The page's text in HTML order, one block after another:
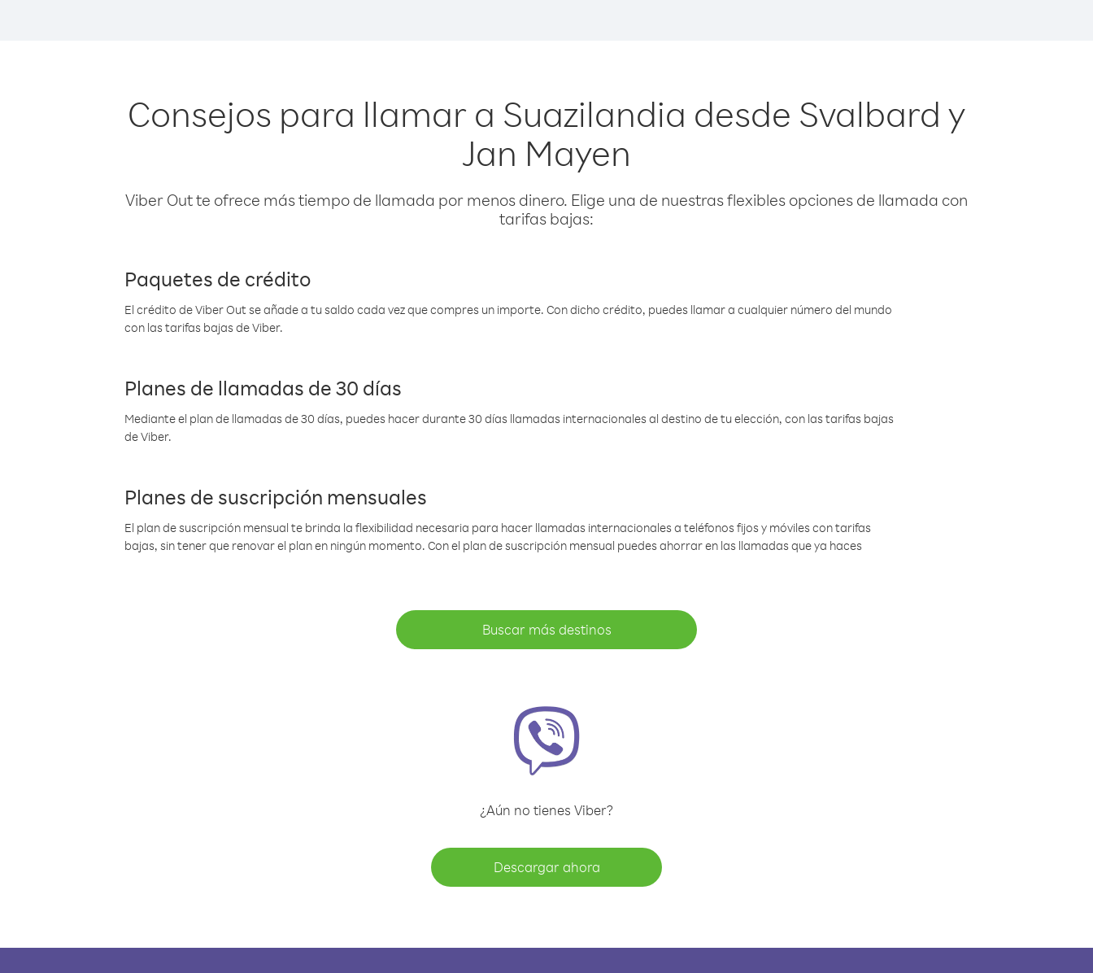
Consejos para llamar a Suazilandia desde Svalbard y
Jan Mayen
Viber Out te ofrece más tiempo de llamada por menos dinero. Elige una de nuestras flexibles opciones de llamada con
tarifas bajas:
Paquetes de crédito
El crédito de Viber Out se añade a tu saldo cada vez que compres un importe. Con dicho crédito, puedes llamar a cualquier número del mundo
con las tarifas bajas de Viber.
Planes de llamadas de 30 días
Mediante el plan de llamadas de 30 días, puedes hacer durante 30 días llamadas internacionales al destino de tu elección, con las tarifas bajas
de Viber.
Planes de suscripción mensuales
El plan de suscripción mensual te brinda la flexibilidad necesaria para hacer llamadas internacionales a teléfonos fijos y móviles con tarifas
bajas, sin tener que renovar el plan en ningún momento. Con el plan de suscripción mensual puedes ahorrar en las llamadas que ya haces
Buscar más destinos
¿Aún no tienes Viber?
Descargar ahora